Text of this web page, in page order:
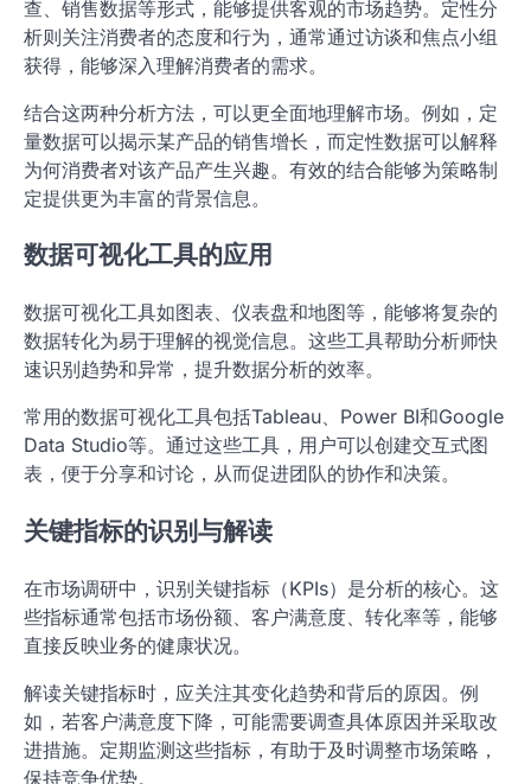
查、销售数据等形式，能够提供客观的市场趋势。定性分
析则关注消费者的态度和行为，通常通过访谈和焦点小组
获得，能够深入理解消费者的需求。
结合这两种分析方法，可以更全面地理解市场。例如，定
量数据可以揭示某产品的销售增长，而定性数据可以解释
为何消费者对该产品产生兴趣。有效的结合能够为策略制
定提供更为丰富的背景信息。
数据可视化工具的应用
数据可视化工具如图表、仪表盘和地图等，能够将复杂的
数据转化为易于理解的视觉信息。这些工具帮助分析师快
速识别趋势和异常，提升数据分析的效率。
常用的数据可视化工具包括Tableau、Power BI和Google
Data Studio等。通过这些工具，用户可以创建交互式图
表，便于分享和讨论，从而促进团队的协作和决策。
关键指标的识别与解读
在市场调研中，识别关键指标（KPIs）是分析的核心。这
些指标通常包括市场份额、客户满意度、转化率等，能够
直接反映业务的健康状况。
解读关键指标时，应关注其变化趋势和背后的原因。例
如，若客户满意度下降，可能需要调查具体原因并采取改
进措施。定期监测这些指标，有助于及时调整市场策略，
保持竞争优势。